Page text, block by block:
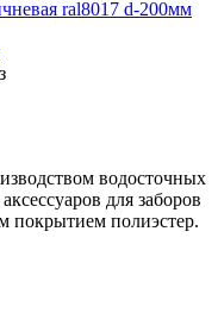
водосточных
для заборов
покрытием полиэстер.